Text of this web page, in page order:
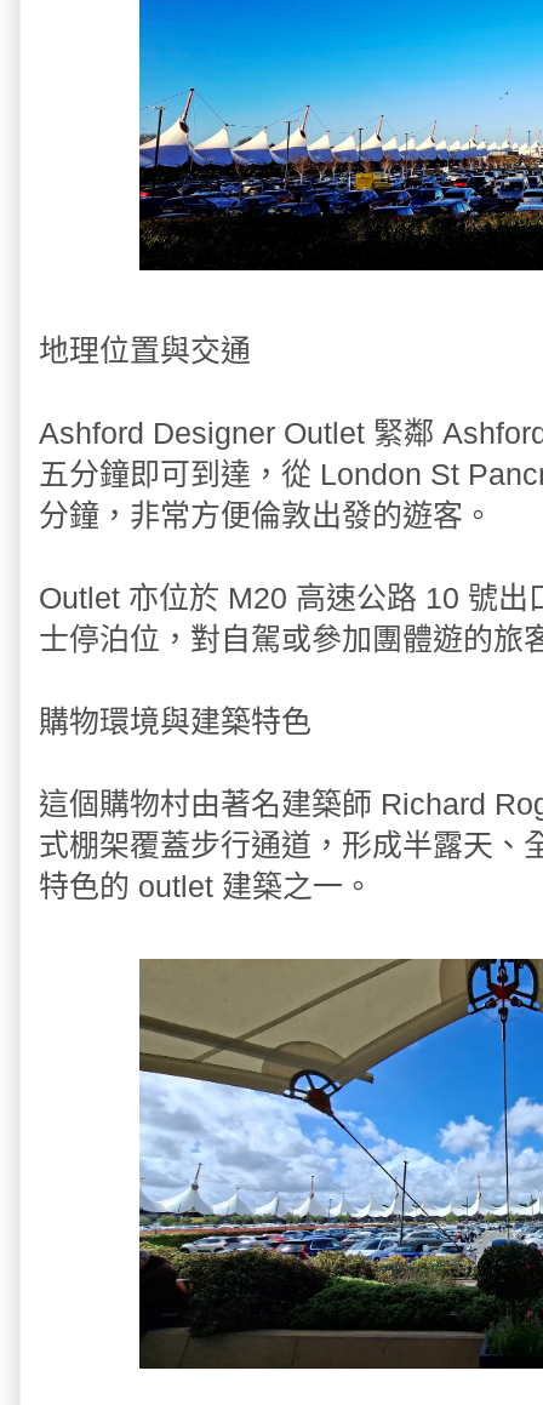
地理位置與交通
Ashford Designer Outlet 緊鄰
五分鐘即可到達，從 London St
分鐘，非常方便倫敦出發的遊客。
Outlet 亦位於 M20 高速公路 10 號
士停泊位，對自駕或參加團體遊的旅
購物環境與建築特色
這個購物村由著名建築師 Richard
式棚架覆蓋步行通道，形成半露天、
特色的 outlet 建築之一。